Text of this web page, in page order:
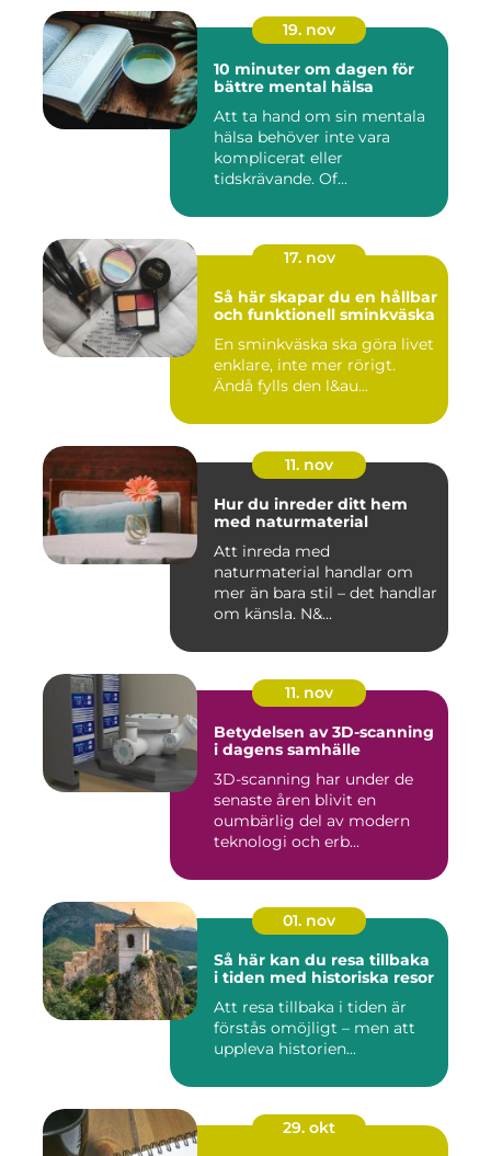
19. nov
10 minuter om dagen för
bättre mental hälsa
Att ta hand om sin mentala
hälsa behöver inte vara
komplicerat eller
tidskrävande. Of...
17. nov
Så här skapar du en hållbar
och funktionell sminkväska
En sminkväska ska göra livet
enklare, inte mer rörigt.
Ändå fylls den l&au...
11. nov
Hur du inreder ditt hem
med naturmaterial
Att inreda med
naturmaterial handlar om
mer än bara stil – det handlar
om känsla. N&...
11. nov
Betydelsen av 3D-scanning
i dagens samhälle
3D-scanning har under de
senaste åren blivit en
oumbärlig del av modern
teknologi och erb...
01. nov
Så här kan du resa tillbaka
i tiden med historiska resor
Att resa tillbaka i tiden är
förstås omöjligt – men att
uppleva historien...
29. okt